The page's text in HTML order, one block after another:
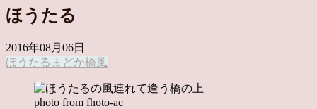
ほうたる
2016年08月06日
ほうたる まどか橋 風
photo from fhoto-ac